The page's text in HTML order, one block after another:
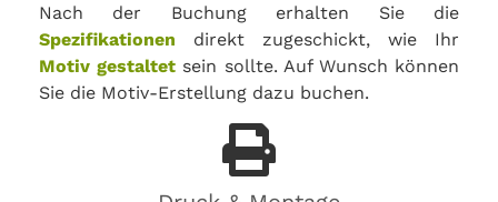
Nach der Buchung erhalten Sie die
Spezifikationen direkt zugeschickt, wie Ihr
Motiv gestaltet sein sollte. Auf Wunsch können
Sie die Motiv-Erstellung dazu buchen.